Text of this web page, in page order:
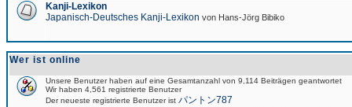
Kanji-Lexikon
Japanisch-Deutsches Kanji-Lexikon von Hans-Jörg Bibiko
Wer ist online
Unsere Benutzer haben auf eine Gesamtanzahl von 9,114 Beiträgen geantwortet
Wir haben 4,561 registrierte Benutzer
Der neueste registrierte Benutzer ist パントン787